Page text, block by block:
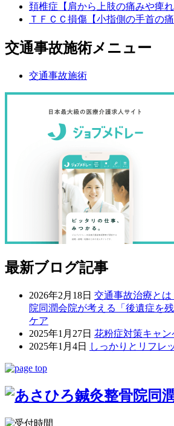
頚椎症【肩から上肢の痛みや痺れ
ＴＦＣＣ損傷【小指側の手首の痛
交通事故施術メニュー
交通事故施術
最新ブログ記事
2026年2月18日 交通事故治療と
院同潤会院が考える「後遺症を
ケア
2025年1月27日 花粉症対策キャン
2025年1月4日
しっかりとリフレ